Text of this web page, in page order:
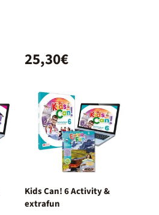
25,30€
Kids Can! 6 Activity &
extrafun